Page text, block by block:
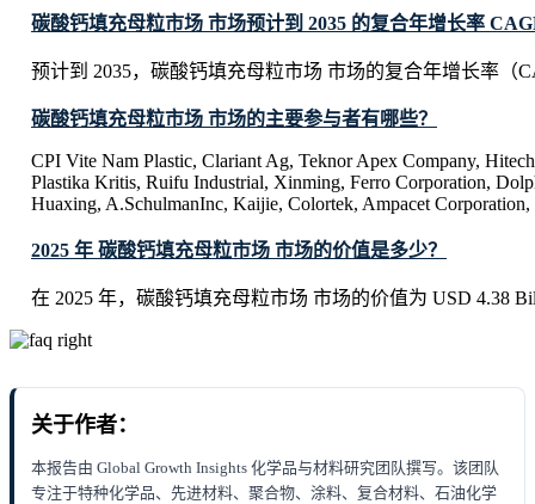
碳酸钙填充母粒市场 市场预计到 2035 的复合年增长率
预计到 2035，碳酸钙填充母粒市场 市场的复合年增长率（
碳酸钙填充母粒市场 市场的主要参与者有哪些？
CPI Vite Nam Plastic, Clariant Ag, Teknor Apex Company,
Plastika Kritis, Ruifu Industrial, Xinming, Ferro Corporation,
Huaxing, A.SchulmanInc, Kaijie, Colortek, Ampacet Corporation,
2025 年 碳酸钙填充母粒市场 市场的价值是多少？
在 2025 年，碳酸钙填充母粒市场 市场的价值为 USD 4.38
关于作者：
本报告由 Global Growth Insights 化学品与材料研究团队撰写。该团队
专注于特种化学品、先进材料、聚合物、涂料、复合材料、石油化学